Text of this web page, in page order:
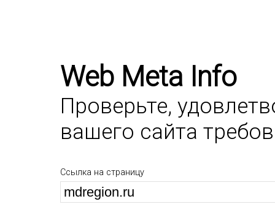
Web Meta Info
Проверьте,
вашего сайта
Ссылка на страницу